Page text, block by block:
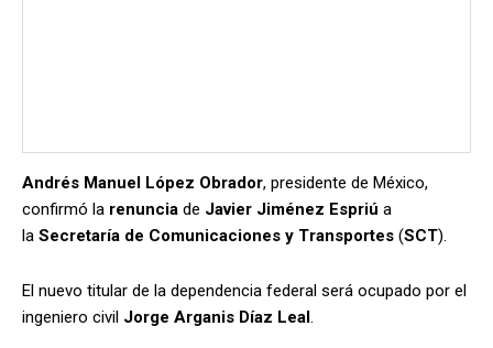
Andrés Manuel López Obrador, presidente de México,
confirmó la renuncia de Javier Jiménez Espriú a
la Secretaría de Comunicaciones y Transportes (SCT).
El nuevo titular de la dependencia federal será ocupado por el
ingeniero civil Jorge Arganis Díaz Leal.